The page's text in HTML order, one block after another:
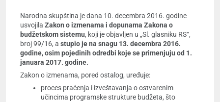
Narodna skupština je dana 10. decembra 2016. godine
usvojila Zakon o izmenama i dopunama Zakona o
budžetskom sistemu, koji je objavljen u „Sl. glasniku RS“,
broj 99/16, a stupio je na snagu 13. decembra 2016.
godine, osim pojedinih odredbi koje se primenjuju od 1.
januara 2017. godine.
Zakon o izmenama, pored ostalog, uređuje:
proces praćenja i izveštavanja o ostvarenim
učincima programske strukture budžeta, što